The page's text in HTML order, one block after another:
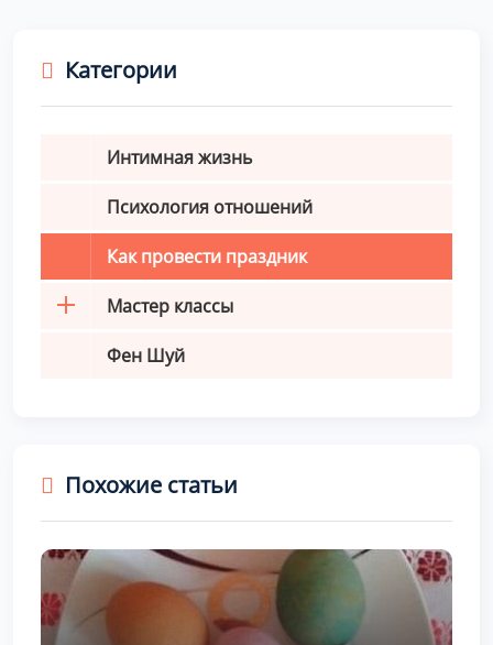
Категории
Интимная жизнь
Психология отношений
Как провести праздник
Мастер классы
Фен Шуй
Похожие статьи